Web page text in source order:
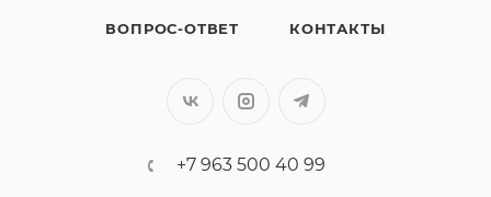
ВОПРОС-ОТВЕТ КОНТАКТЫ
+7 963 500 40 99